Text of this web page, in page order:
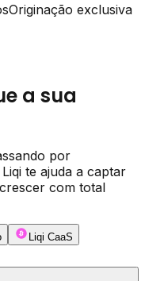
Originação exclusiva
a sua
por
te ajuda a captar
com total
Liqi CaaS